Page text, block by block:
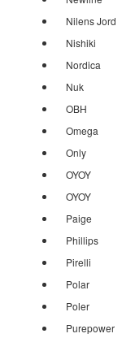
Nilens Jord
Nishiki
Nordica
Nuk
OBH
Omega
Only
OYOY
OYOY
Paige
Phillips
Pirelli
Polar
Poler
Purepower